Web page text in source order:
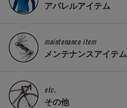
アパレルアイテム
maintenance item
メンテナンスアイテム
etc..
その他